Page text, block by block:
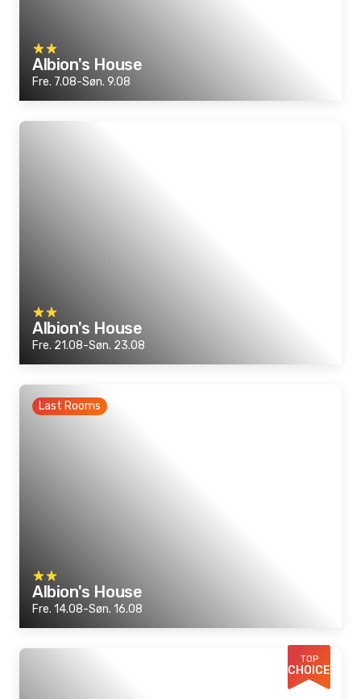
Albion's House
Fre. 7.08-Søn. 9.08
Albion's House
Fre. 21.08-Søn. 23.08
Last Rooms
Albion's House
Fre. 14.08-Søn. 16.08
TOP
CHOICE